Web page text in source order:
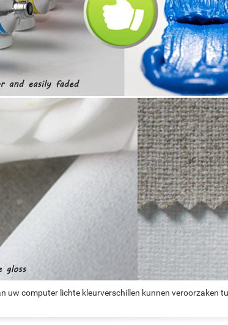
uw computer lichte kleurverschillen kunnen veroorzaken